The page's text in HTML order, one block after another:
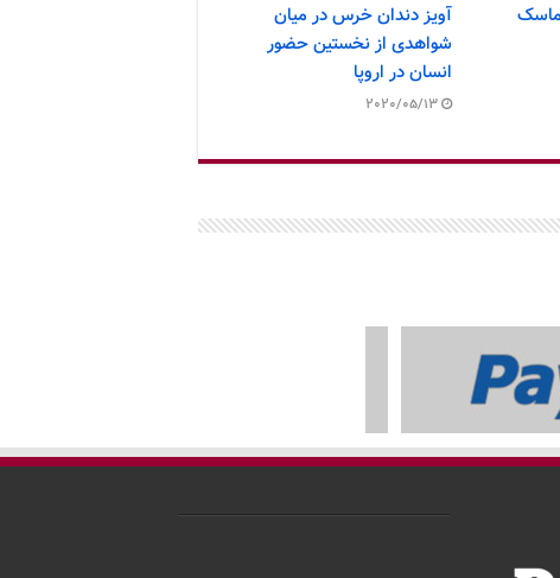
آویز دندان خرس در میان
شواهدی از نخستین حضور
انسان در اروپا
2020/05/13